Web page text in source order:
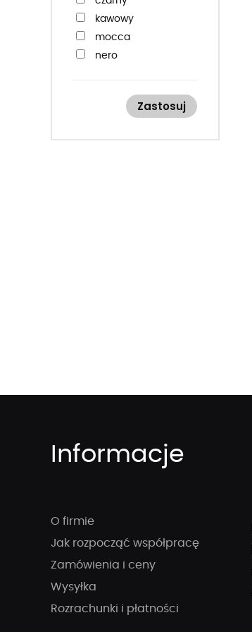
kawowy
mocca
nero
Zastosuj
Informacje
O firmie
Jak rozpocząć współpracę
Zamówienia i ceny
Wysyłka
Rozrachunki i płatności